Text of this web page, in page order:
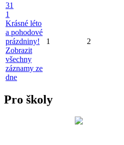
31
1
Krásné léto
a pohodové
prázdniny!
Zobrazit
všechny
záznamy ze
dne
1 2
Pro školy